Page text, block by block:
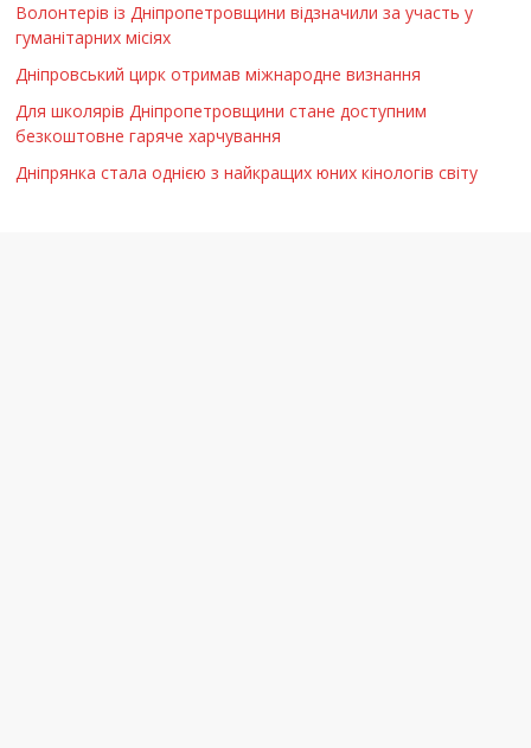
Волонтерів із Дніпропетровщини відзначили за участь у
гуманітарних місіях
Дніпровський цирк отримав міжнародне визнання
Для школярів Дніпропетровщини стане доступним
безкоштовне гаряче харчування
Дніпрянка стала однією з найкращих юних кінологів світу